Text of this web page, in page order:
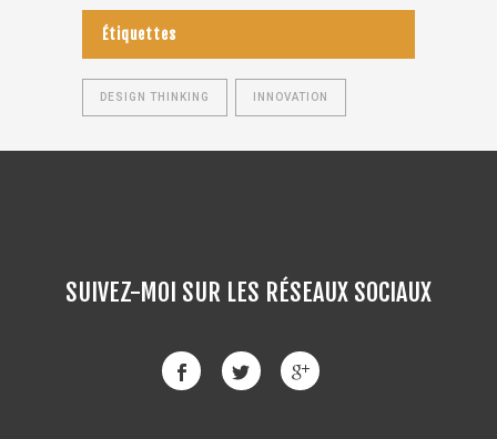
Étiquettes
DESIGN THINKING INNOVATION
SUIVEZ-MOI SUR LES RÉSEAUX SOCIAUX